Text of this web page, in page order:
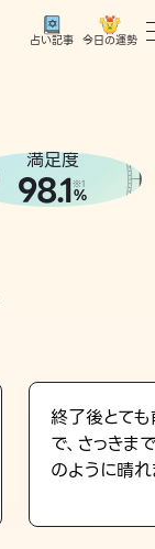
占い記事 今日の運勢
満足度
98.1※1
%
終了後とて
で、さっき
のように晴れ